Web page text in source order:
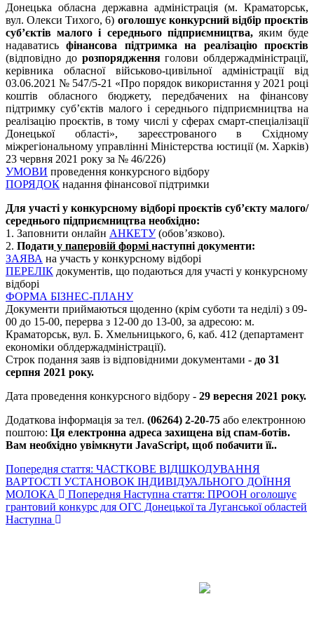
Донецька обласна державна адміністрація (м. Краматорськ,
вул. Олекси Тихого, 6) оголошує конкурсний відбір проєктів
суб’єктів малого і середнього підприємництва,яким буде
надаватисьфінансова підтримка на реалізацію проєктів
(відповідно до розпорядженняголови облдержадміністрації,
керівника обласної військово-цивільної адміністрації від
03.06.2021 № 547/5-21 «Про порядок використання у 2021 році
коштів обласного бюджету, передбачених на фінансову
підтримку суб’єктів малого і середнього підприємництва на
реалізацію проєктів, в тому числі у сферах смарт-спеціалізації
Донецької області», зареєстрованого в Східному
міжрегіональному управлінні Міністерства юстиції (м. Харків)
23 червня 2021 року за № 46/226)
УМОВИ проведення конкурсного відбору
ПОРЯДОК надання фінансової підтримки
Для участі у конкурсному відборі проєктів суб’єкту малого/
середнього підприємництва необхідно:
1. Заповнити онлайн АНКЕТУ(обов’язково).
2. Подати у паперовій формі наступні документи:
ЗАЯВА на участь у конкурсному відборі
ПЕРЕЛІК документів, що подаються для участі у конкурсному
відборі
ФОРМА БІЗНЕС-ПЛАНУ
Документи приймаються щоденно (крім суботи та неділі) з 09-
00 до 15-00, перерва з 12-00 до 13-00, за адресою: м.
Краматорськ, вул. Б. Хмельницького, 6, каб. 412 (департамент
економіки облдержадміністрації).
Строк подання заяв із відповідними документами - до 31
серпня 2021 року.
Дата проведення конкурсного відбору - 29 вересня 2021 року.
Додаткова інформація за тел. (06264) 2-20-75 або електронною
поштою: Ця електронна адреса захищена від спам-ботів.
Вам необхідно увімкнути JavaScript, щоб побачити її..
Попередня стаття: ЧАСТКОВЕ ВІДШКОДУВАННЯ
ВАРТОСТІ УСТАНОВОК ІНДИВІДУАЛЬНОГО ДОЇННЯ
МОЛОКА
Попередня Наступна стаття: ПРООН оголошує
грантовий конкурс для ОГС Донецької та Луганської областей
Наступна